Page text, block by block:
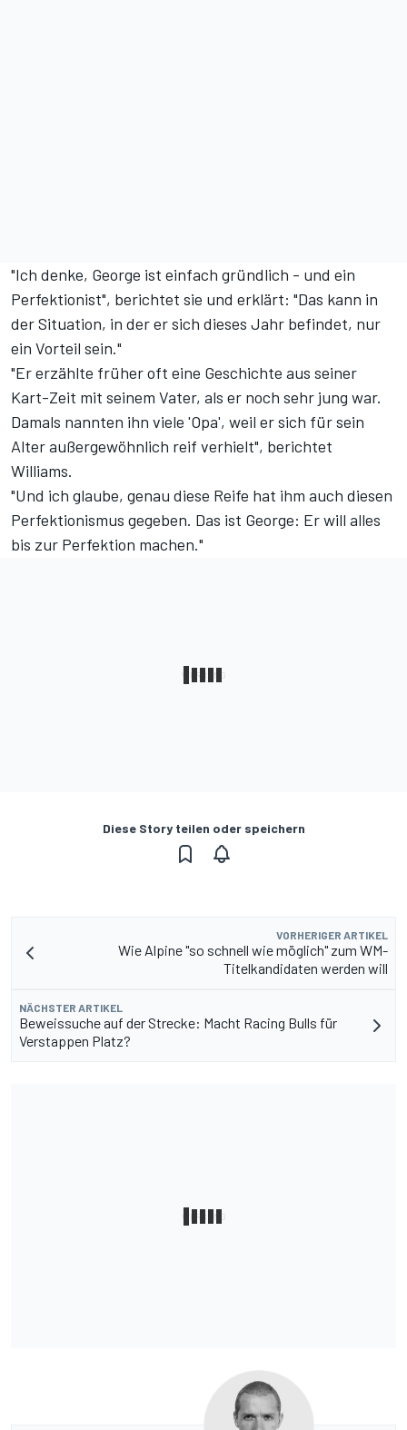
"Ich denke, George ist einfach gründlich - und ein
Perfektionist", berichtet sie und erklärt: "Das kann in
der Situation, in der er sich dieses Jahr befindet, nur
ein Vorteil sein."
"Er erzählte früher oft eine Geschichte aus seiner
Kart-Zeit mit seinem Vater, als er noch sehr jung war.
Damals nannten ihn viele 'Opa', weil er sich für sein
Alter außergewöhnlich reif verhielt", berichtet
Williams.
"Und ich glaube, genau diese Reife hat ihm auch diesen
Perfektionismus gegeben. Das ist George: Er will alles
bis zur Perfektion machen."
Diese Story teilen oder speichern
VORHERIGER ARTIKEL
Wie Alpine "so schnell wie möglich" zum WM-
Titelkandidaten werden will
NÄCHSTER ARTIKEL
Beweissuche auf der Strecke: Macht Racing Bulls für
Verstappen Platz?